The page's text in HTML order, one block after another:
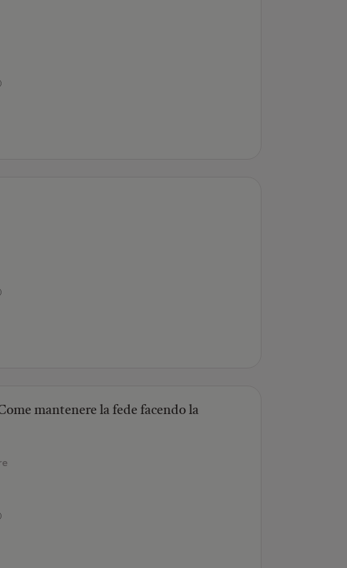
mantenere la fede facendo la